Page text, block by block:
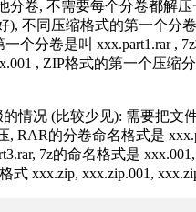
分卷, 不需要每个分卷都解压
), 不同压缩格式的第一个分
个分卷是叫 xxx.part1.rar ,
, ZIP格式的第一个压缩
情况 (比较少见): 需要把文
, RAR的分卷命名格式是
7z的命名格式是
式 xxx.zip, xxx.zip.001,